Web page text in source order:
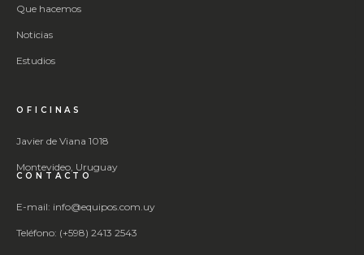
Que hacemos
Noticias
Estudios
OFICINAS
Javier de Viana 1018
Montevideo, Uruguay
CONTACTO
E-mail: info@equipos.com.uy
Teléfono: (+598) 2413 2543